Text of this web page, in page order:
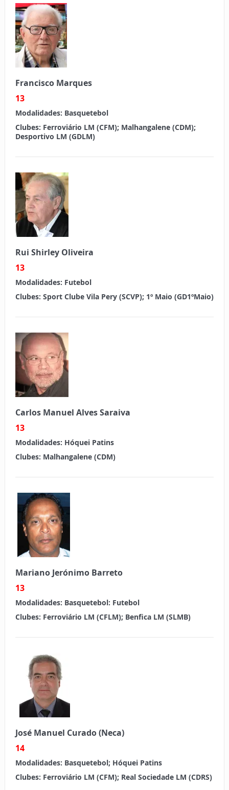
Francisco Marques
13
Modalidades: Basquetebol
Clubes: Ferroviário LM (CFM); Malhangalene (CDM);
Desportivo LM (GDLM)
Rui Shirley Oliveira
13
Modalidades: Futebol
Clubes: Sport Clube Vila Pery (SCVP); 1º Maio (GD1ºMaio)
Carlos Manuel Alves Saraiva
13
Modalidades: Hóquei Patins
Clubes: Malhangalene (CDM)
Mariano Jerónimo Barreto
13
Modalidades: Basquetebol: Futebol
Clubes: Ferroviário LM (CFLM); Benfica LM (SLMB)
José Manuel Curado (Neca)
14
Modalidades: Basquetebol; Hóquei Patins
Clubes: Ferroviário LM (CFM); Real Sociedade LM (CDRS)